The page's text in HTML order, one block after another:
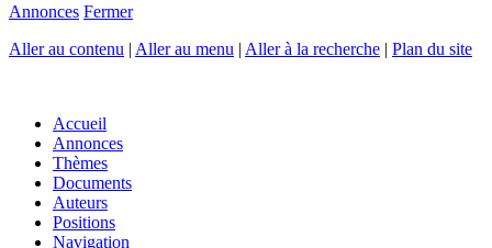
Annonces Fermer
Aller au contenu | Aller au menu | Aller à la recherche | Plan du site
Accueil
Annonces
Thèmes
Documents
Auteurs
Positions
Navigation